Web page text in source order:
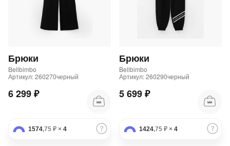
Брюки
Bellbimbo
Артикул: 260270черный
6 299 ₽
1574,75 ₽ × 4
Брюки
Bellbimbo
Артикул: 260290черный
5 699 ₽
1424,75 ₽ × 4